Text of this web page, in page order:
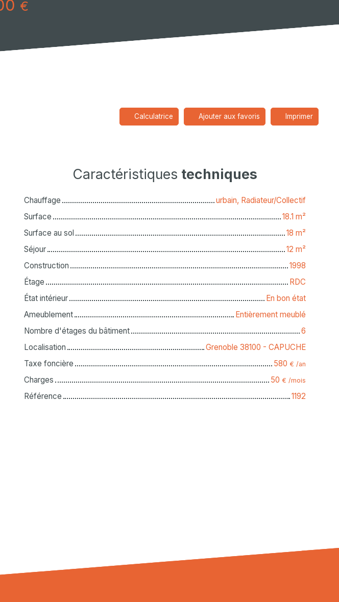
€
Calculatrice Ajouter aux favoris Imprimer
Caractéristiques techniques
Chauffage
urbain, Radiateur/Collectif
Surface
18.1 m²
Surface au sol
18 m²
Séjour
12 m²
Construction
1998
Étage
RDC
État intérieur
En bon état
Ameublement
Entièrement meublé
Nombre d'étages du bâtiment
6
Localisation
Grenoble 38100 - CAPUCHE
Taxe foncière
580 € /an
Charges 50 € /mois
Référence 1192